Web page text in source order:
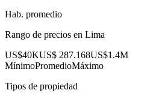
Hab. promedio
Rango de precios en Lima
US$40KUS$ 287.168US$1.4M
MínimoPromedioMáximo
Tipos de propiedad